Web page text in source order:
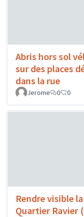
Abris hors sol
sur des places
dans la rue
Jerome 0 0
Rendre visible
Quartier Ravier